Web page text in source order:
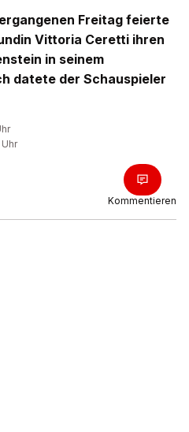
Freitag feierte
Vittoria Ceretti ihren
in seinem
datete der Schauspieler
Kommentieren